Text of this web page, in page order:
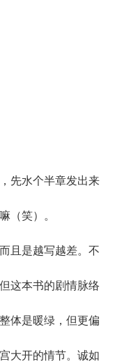
先水个半章发出来
（笑）。
且是越写越差。不
这本书的剧情脉络
体是暖绿，但更偏
大开的情节。诚如